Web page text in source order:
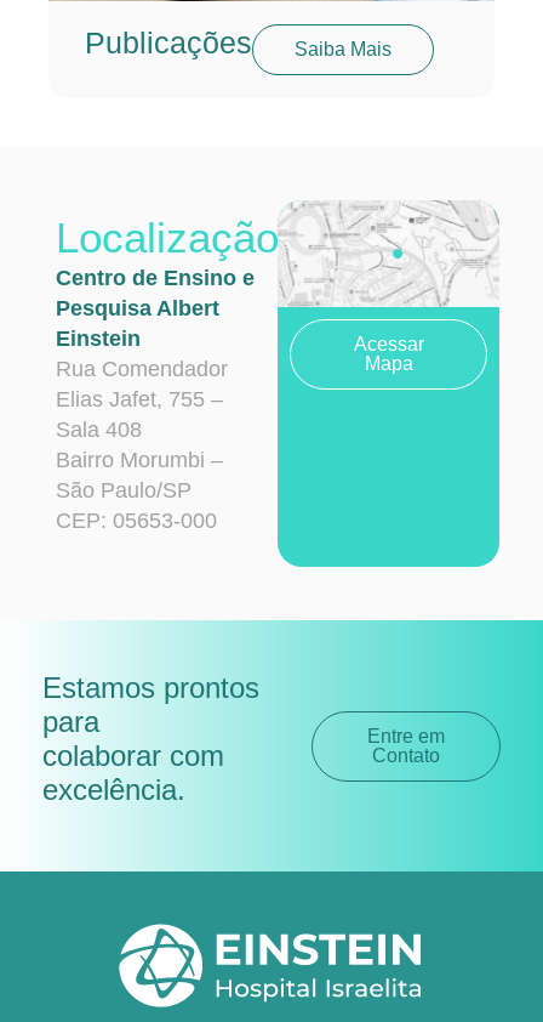
Publicações Saiba Mais
Localização
Centro de Ensino e
Pesquisa Albert
Einstein
Rua Comendador
Elias Jafet, 755 –
Sala 408
Bairro Morumbi –
São Paulo/SP
CEP: 05653-000
Acessar
Mapa
Estamos prontos
para
colaborar com
excelência.
Entre em
Contato